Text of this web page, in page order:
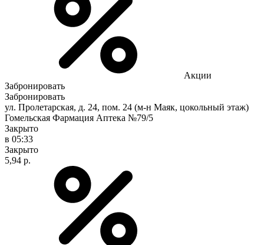
Акции
Забронировать
Забронировать
ул. Пролетарская, д. 24, пом. 24 (м-н Маяк, цокольный этаж)
Гомельская Фармация Аптека №79/5
Закрыто
в 05:33
Закрыто
5,94 р.